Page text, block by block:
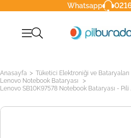
Whatsapp 0216
Anasayfa > Tüketici Elektroniği ve Bataryaları
Lenovo Notebook Bataryası >
Lenovo SB10K97578 Notebook Bataryası -